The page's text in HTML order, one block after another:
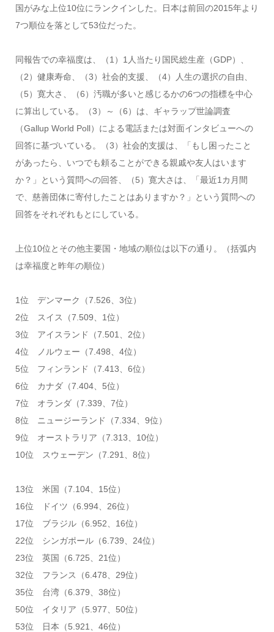
国がみな上位10位にランクインした。日本は前回の2015年より
7つ順位を落として53位だった。
同報告での幸福度は、（1）1人当たり国民総生産（GDP）、
（2）健康寿命、（3）社会的支援、（4）人生の選択の自由、
（5）寛大さ、（6）汚職が多いと感じるかの6つの指標を中心
に算出している。（3）～（6）は、ギャラップ世論調査
（Gallup World Poll）による電話または対面インタビューへの
回答に基づいている。（3）社会的支援は、「もし困ったこと
があったら、いつでも頼ることができる親戚や友人はいます
か？」という質問への回答、（5）寛大さは、「最近1カ月間
で、慈善団体に寄付したことはありますか？」という質問への
回答をそれぞれもとにしている。
上位10位とその他主要国・地域の順位は以下の通り。（括弧内
は幸福度と昨年の順位）
1位 デンマーク（7.526、3位）
2位 スイス（7.509、1位）
3位 アイスランド（7.501、2位）
4位 ノルウェー（7.498、4位）
5位 フィンランド（7.413、6位）
6位 カナダ（7.404、5位）
7位 オランダ（7.339、7位）
8位 ニュージーランド（7.334、9位）
9位 オーストラリア（7.313、10位）
10位 スウェーデン（7.291、8位）
13位 米国（7.104、15位）
16位 ドイツ（6.994、26位）
17位 ブラジル（6.952、16位）
22位 シンガポール（6.739、24位）
23位 英国（6.725、21位）
32位 フランス（6.478、29位）
35位 台湾（6.379、38位）
50位 イタリア（5.977、50位）
53位 日本（5.921、46位）